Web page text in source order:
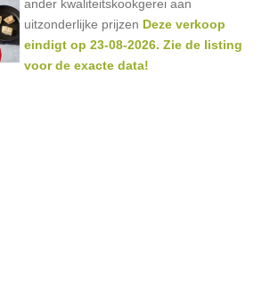
ander kwaliteitskookgerei aan
uitzonderlijke prijzen Deze verkoop
eindigt op 23-08-2026. Zie de listing
voor de exacte data!